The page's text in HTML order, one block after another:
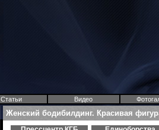
Статьи Видео
Женский бодибилдинг. Красивая